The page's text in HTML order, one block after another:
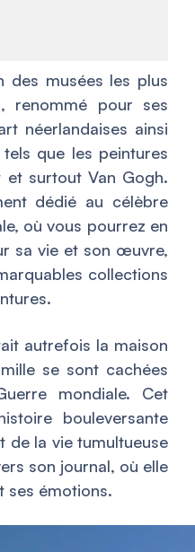
des musées les plus
, renommé pour ses
néerlandaises ainsi
que les peintures
et surtout Van Gogh.
dédié au célèbre
où vous pourrez en
sa vie et son œuvre,
collections
autrefois la maison
se sont cachées
mondiale. Cet
bouleversante
de la vie tumultueuse
son journal, où elle
ses émotions.